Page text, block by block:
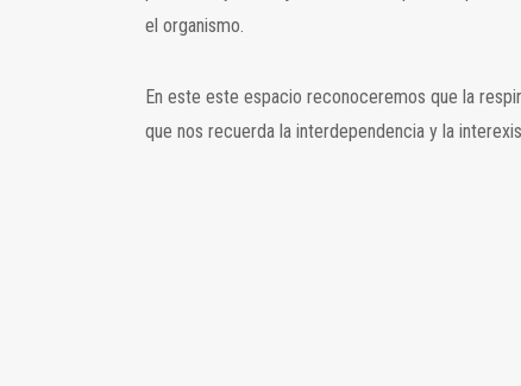
el organismo.
En este este espacio reconoceremos que la
que nos recuerda la interdependencia y la